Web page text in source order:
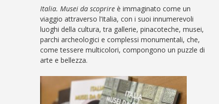
Italia. Musei da scoprire è immaginato come un
viaggio attraverso l’Italia, con i suoi innumerevoli
luoghi della cultura, tra gallerie, pinacoteche, musei,
parchi archeologici e complessi monumentali, che,
come tessere multicolori, compongono un puzzle di
arte e bellezza.